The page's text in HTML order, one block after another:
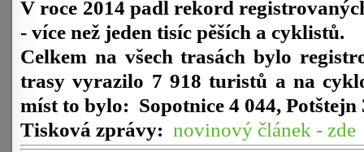
V roce 2014 padl rekord
- více než jeden tisíc pěších a cyklistů.
Celkem na všech trasách bylo
trasy vyrazilo 7 918 turistů a na
míst to bylo: Sopotnice 4 044, Potštejn
Tisková zprávy: novinový článek - zde